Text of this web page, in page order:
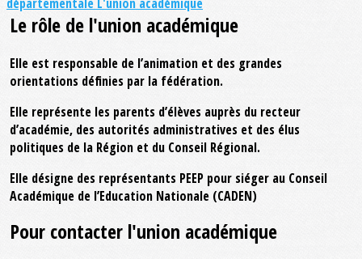
Le rôle de l'union académique
Elle est responsable de l’animation et des grandes
orientations définies par la fédération.
Elle représente les parents d’élèves auprès du recteur
d’académie, des autorités administratives et des élus
politiques de la Région et du Conseil Régional.
Elle désigne des représentants PEEP pour siéger au Conseil
Académique de l’Education Nationale (CADEN)
Pour contacter l'union académique